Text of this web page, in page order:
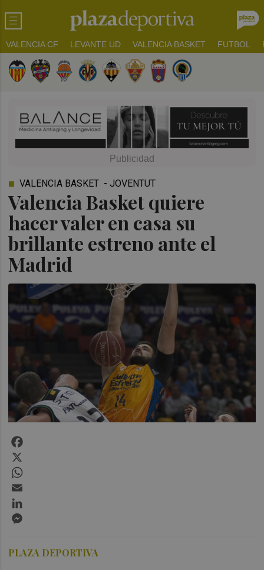
VALENCIA CF LEVANTE UD VALENCIA BASKET FUTBOL
Valencia Basket quiere
hacer valer en casa su
brillante estreno ante el
Madrid
VALENCIA BASKET - JOVENTUT
PLAZA DEPORTIVA